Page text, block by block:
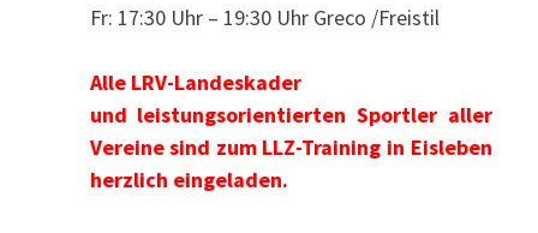
Fr: 17:30 Uhr – 19:30 Uhr Greco /Freistil
Alle LRV-Landeskader
und leistungsorientierten Sportler aller
Vereine sind zum LLZ-Training in Eisleben
herzlich eingeladen.